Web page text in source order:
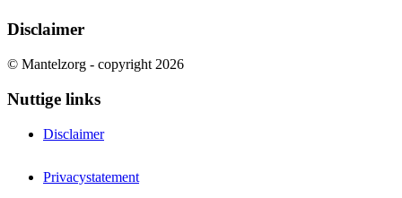
Disclaimer
© Mantelzorg - copyright 2026
Nuttige links
Disclaimer
Privacystatement